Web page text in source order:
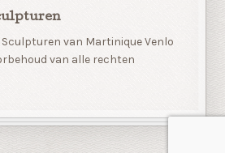
van Martinique Venlo
van alle rechten